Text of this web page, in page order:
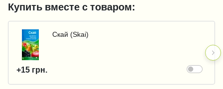
Купить вместе с товаром:
Скай (Skai)
+15 грн.